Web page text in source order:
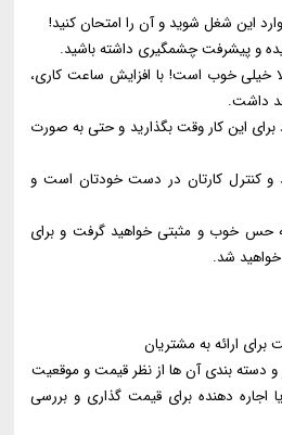
این شغل شوید و آن را امتحان کنید!
و پیشرفت چشمگیری داشته باشید.
خیلی خوب است! با افزایش ساعت کاری،
داشت.
برای این کار وقت بگذارید و حتی به صورت
کنترل کارتان در دست خودتان است و
حس خوب و مثبتی خواهید گرفت و برای
خواهید شد.
ارائه به مشتریان
و دسته بندی آن ها از نظر قیمت و موقعیت
اجاره دهنده برای قیمت گذاری و بررسی